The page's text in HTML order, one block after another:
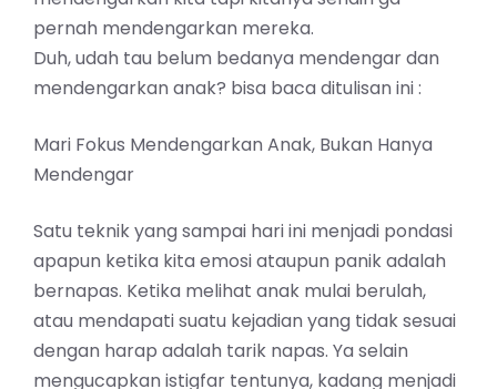
pernah mendengarkan mereka.
Duh, udah tau belum bedanya mendengar dan
mendengarkan anak? bisa baca ditulisan ini :
Mari Fokus Mendengarkan Anak, Bukan Hanya
Mendengar
Satu teknik yang sampai hari ini menjadi pondasi
apapun ketika kita emosi ataupun panik adalah
bernapas. Ketika melihat anak mulai berulah,
atau mendapati suatu kejadian yang tidak sesuai
dengan harap adalah tarik napas. Ya selain
mengucapkan istigfar tentunya, kadang menjadi